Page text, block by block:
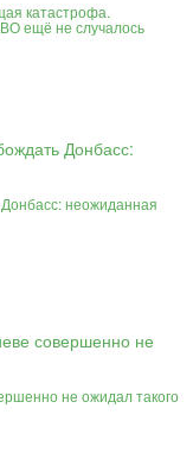
катастрофа.
ещё не случалось
неожиданная
не ожидал такого